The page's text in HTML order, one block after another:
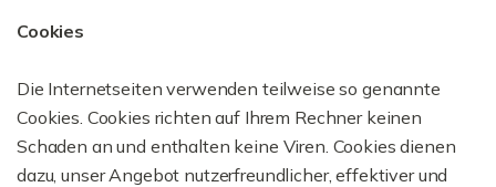
Cookies
Die Internetseiten verwenden teilweise so genannte
Cookies. Cookies richten auf Ihrem Rechner keinen
Schaden an und enthalten keine Viren. Cookies dienen
dazu, unser Angebot nutzerfreundlicher, effektiver und